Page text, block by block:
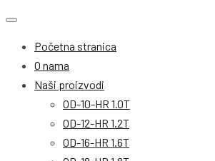
Početna stranica
O nama
Naši proizvodi
OD-10-HR 1.0T
OD-12-HR 1.2T
OD-16-HR 1.6T